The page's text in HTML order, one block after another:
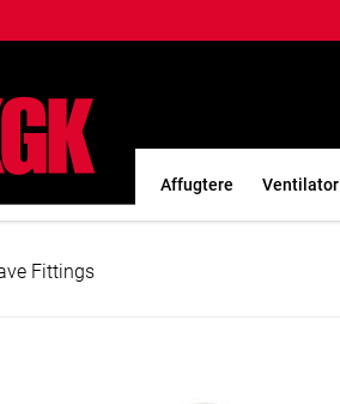
Affugtere Ventilator
Fittings